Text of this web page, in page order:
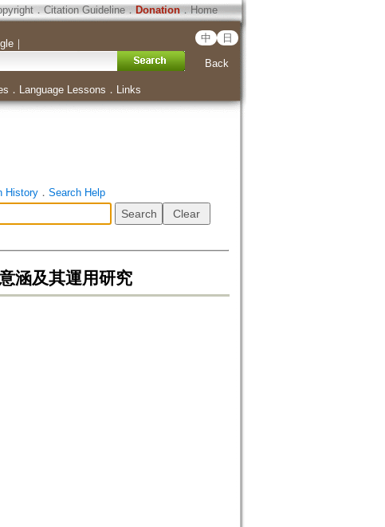
．Citation Guideline． Donation．Home
｜ 中 日
Back
． Language Lessons ． Links
History． Search Help
涵及其運用研究